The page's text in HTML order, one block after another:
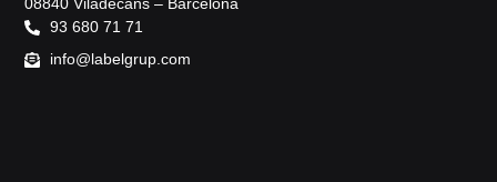
08840 Viladecans – Barcelona
93 680 71 71
info@labelgrup.com